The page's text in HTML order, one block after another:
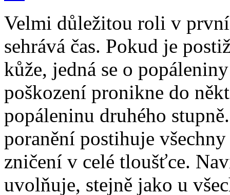
Velmi důležitou roli v
sehrává čas. Pokud je
kůže, jedná se o
poškození pronikne do
popáleninu druhého
poranění postihuje
zničení v celé tloušťce.
uvolňuje, stejně jako u